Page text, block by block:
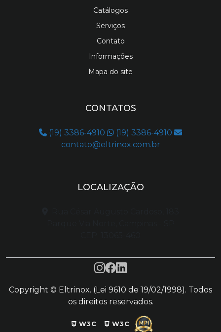
Catálogos
Serviços
Contato
Informações
Mapa do site
CONTATOS
(19) 3386-4910
(19) 3386-4910
contato@eltrinox.com.br
LOCALIZAÇÃO
Copyright © Eltrinox. (Lei 9610 de 19/02/1998). Todos
os direitos reservados.
W3C W3C